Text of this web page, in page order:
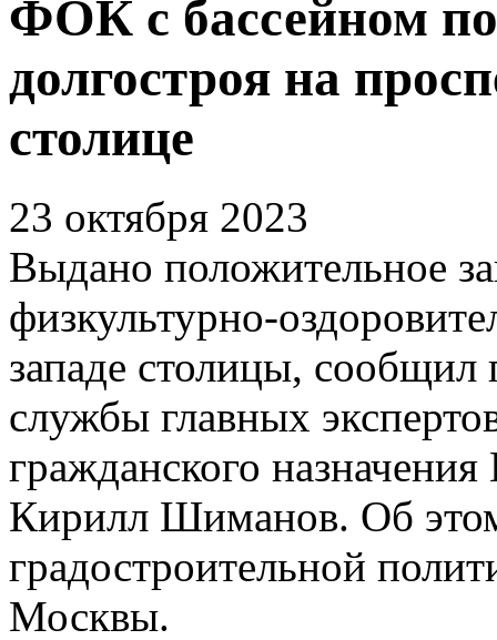
ФОК с бассейном
долгостроя на
столице
23 октября 2023
Выдано положительное
физкультурно-
западе столицы, сообщил
службы главных
гражданского
Кирилл Шиманов. Об
градостроительной
Москвы.